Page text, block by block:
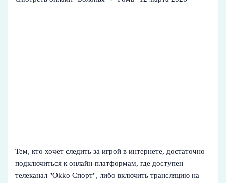
Тем, кто хочет следить за игрой в интернете, достаточно
подключиться к онлайн-платформам, где доступен
телеканал "Okko Спорт", либо включить трансляцию на